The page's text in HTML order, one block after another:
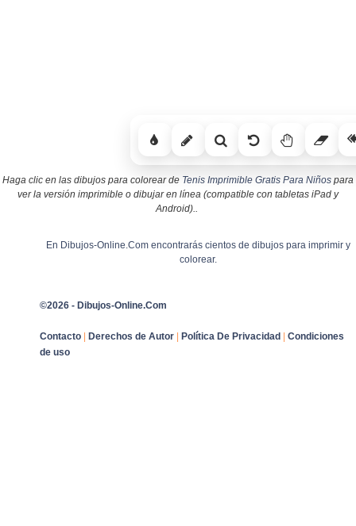
Haga clic en las dibujos para colorear de Tenis Imprimible Gratis Para Niños para
ver la versión imprimible o dibujar en línea (compatible con tabletas iPad y
Android)..
En Dibujos-Online.Com encontrarás cientos de dibujos para imprimir y
colorear.
©2026 - Dibujos-Online.Com
Contacto Derechos de Autor Política De Privacidad
Condiciones
de uso